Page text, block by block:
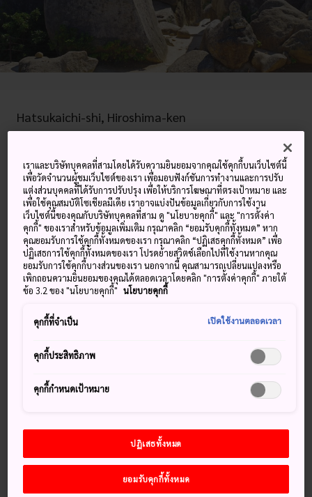
Hatsukaichi-shi, Hiroshima-ken
ดูข้อมูลการต่อเครื่องบิน
คำสำคัญ แผนที่
ภูเขาอันเป็นที่ตั้งของผาสูงและป่ายุค
บรรพกาล
มีเส้นทางเดินสามเส้นทางที่คุณสามารถเลือกได้เพื่อเดินขึ้นไป
บนภูเขามิเซนบนเกาะ
แต่ละเส้นทางจะใช้เวลา
ประมาณ 1 ชั่วโมงครึ่ง ถึง 2 ชั่วโมงโดยขึ้นอยู่กับความสามารถ
ของคุณ เส้นทางไดโชอินนี้เป็นเส้นทางที่เดินสบายที่สุดและมี
ทิวทัศน์ที่งดงาม ส่วนเส้นทางโมมิจิดะนิเป็นเส้นทางที่เหมาะ
กับความงามตามฤดูกาลของภูเขา เส้นทางที่ท้าทายที่สุดมีหิน
ขนาดใหญ่จำนวนมากและสามารถสำรวจป่าดึกดำบรรพ์บนยอด
เขา โดยมีสิ่งที่โดดเด่นได้แก่ ถ้ำอิวายะ ไดชิ ซึ่งว่ากันว่าพระโคโบ
ไดชิผู้มีชื่อเสียงเคยมาเยี่ยมชม และหน้าผาสูง 80 เมตร
เราและบริษัทบุคคลที่สามโดยได้รับความยินยอมจากคุณใช้คุกกี้บนเว็บไซต์นี้
เพื่อวัดจำนวนผู้ชมเว็บไซต์ของเรา เพื่อมอบฟังก์ชันการทำงานและการปรับ
แต่งส่วนบุคคลที่ได้รับการปรับปรุง เพื่อให้บริการโฆษณาที่ตรงเป้าหมาย และ
เพื่อใช้คุณสมบัติโซเชียลมีเดีย เราอาจแบ่งปันข้อมูลเกี่ยวกับการใช้งาน
เว็บไซต์นี้ของคุณกับบริษัทบุคคลที่สาม ดู "นโยบายคุกกี้" และ "การตั้งค่า
คุกกี้" ของเราสำหรับข้อมูลเพิ่มเติม กรุณาคลิก “ยอมรับคุกกี้ทั้งหมด” หาก
คุณยอมรับการใช้คุกกี้ทั้งหมดของเรา กรุณาคลิก “ปฏิเสธคุกกี้ทั้งหมด” เพื่อ
ปฏิเสธการใช้คุกกี้ทั้งหมดของเรา โปรดย้ายสวิตช์เลือกไปที่ใช้งานหากคุณ
ยอมรับการใช้คุกกี้บางส่วนของเรา นอกจากนี้ คุณสามารถเปลี่ยนแปลงหรือ
เพิกถอนความยินยอมของคุณได้ตลอดเวลาโดยคลิก "การตั้งค่าคุกกี้" ภายใต้
ข้อ 3.2 ของ "นโยบายคุกกี้" นโยบายคุกกี้
คุกกี้ที่จำเป็น เปิดใช้งานตลอดเวลา
คุกกี้ประสิทธิภาพ
คุกกี้กำหนดเป้าหมาย
ปฏิเสธทั้งหมด
ยอมรับคุกกี้ทั้งหมด